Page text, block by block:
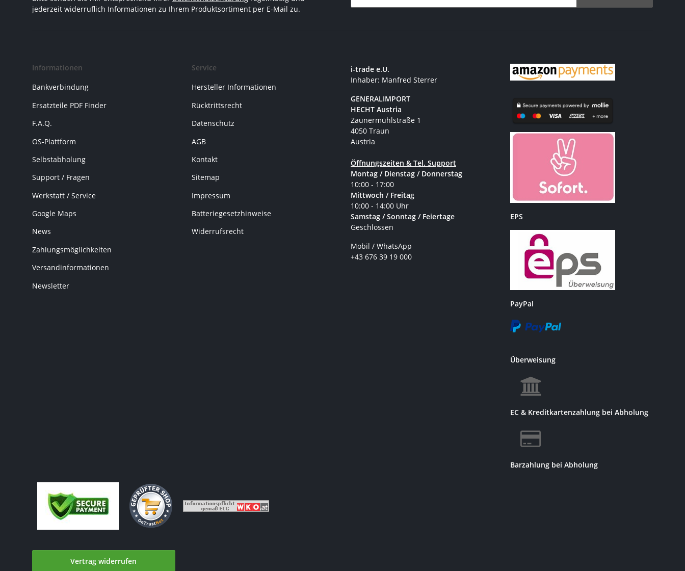
jederzeit widerruflich Informationen zu Ihrem Produktsortiment per E-Mail zu.
Informationen
Bankverbindung
Ersatzteile PDF Finder
F.A.Q.
OS-Plattform
Selbstabholung
Support / Fragen
Werkstatt / Service
Google Maps
News
Zahlungsmöglichkeiten
Versandinformationen
Newsletter
Service
Hersteller Informationen
Rücktrittsrecht
Datenschutz
AGB
Kontakt
Sitemap
Impressum
Batteriegesetzhinweise
Widerrufsrecht
i-trade e.U.
Inhaber: Manfred Sterrer
GENERALIMPORT
HECHT Austria
Zaunermühlstraße 1
4050 Traun
Austria
Öffnungszeiten & Tel. Support
Montag / Dienstag / Donnerstag
10:00 - 17:00
Mittwoch / Freitag
10:00 - 14:00 Uhr
Samstag / Sonntag / Feiertage
Geschlossen
Mobil / WhatsApp
+43 676 39 19 000
EPS
PayPal
Überweisung
EC & Kreditkartenzahlung bei Abholung
Barzahlung bei Abholung
Vertrag widerrufen